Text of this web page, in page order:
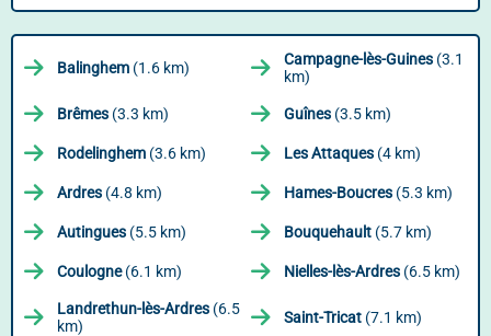
Balinghem (1.6 km) Campagne-lès-Guines (3.1
km)
Brêmes (3.3 km) Guînes (3.5 km)
Rodelinghem (3.6 km) Les Attaques (4 km)
Ardres (4.8 km) Hames-Boucres (5.3 km)
Autingues (5.5 km) Bouquehault (5.7 km)
Coulogne(6.1 km) Nielles-lès-Ardres (6.5 km)
Landrethun-lès-Ardres (6.5
km)
Saint-Tricat (7.1 km)